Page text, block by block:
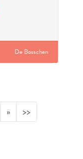
De Bosschen
» >>